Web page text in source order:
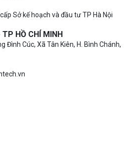
Sở kế hoạch và đầu tư TP Hà Nội
TP HỒ CHÍ MINH
Đình Cúc, Xã Tân Kiên, H. Bình Chánh,